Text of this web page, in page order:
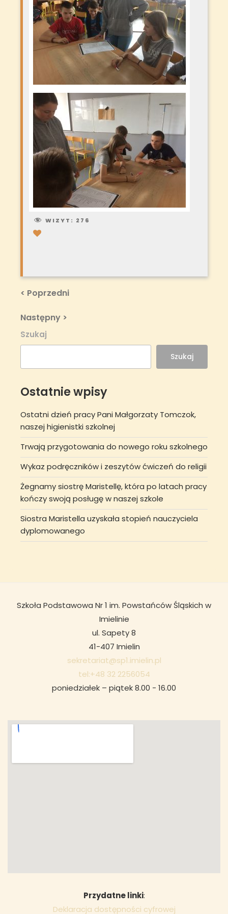
WIZYT: 276
Nawigacja
Previous
< Poprzedni
Next
Post
Następny >
Szukaj
Szukaj
Ostatnie wpisy
Ostatni dzień pracy Pani Małgorzaty Tomczok,
naszej higienistki szkolnej
Trwają przygotowania do nowego roku szkolnego
Wykaz podręczników i zeszytów ćwiczeń do religii
Żegnamy siostrę Maristellę, która po latach pracy
kończy swoją posługę w naszej szkole
Siostra Maristella uzyskała stopień nauczyciela
dyplomowanego
Szkoła Podstawowa Nr 1 im. Powstańców Śląskich w
Imielinie
ul. Sapety 8
41-407 Imielin
sekretariat@sp1.imielin.pl
tel:+48 32 2256054
poniedziałek – piątek 8.00 - 16.00
Przydatne linki:
Deklaracja dostępności cyfrowej